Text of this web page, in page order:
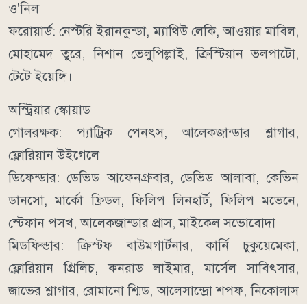
ও'নিল
ফরোয়ার্ড: নেস্টরি ইরানকুন্ডা, ম্যাথিউ লেকি, আওয়ার মাবিল,
মোহামেদ তুরে, নিশান ভেলুপিল্লাই, ক্রিস্টিয়ান ভলপাটো,
টেটে ইয়েঙ্গি।
অস্ট্রিয়ার স্কোয়াড
গোলরক্ষক: প্যাট্রিক পেনৎস, আলেকজান্ডার শ্লাগার,
ফ্লোরিয়ান উইগেলে
ডিফেন্ডার: ডেভিড আফেনগ্রুবার, ডেভিড আলাবা, কেভিন
ডানসো, মার্কো ফ্রিডল, ফিলিপ লিনহার্ট, ফিলিপ মভেনে,
স্টেফান পসখ, আলেকজান্ডার প্রাস, মাইকেল সভোবোদা
মিডফিল্ডার: ক্রিস্টফ বাউমগার্টনার, কার্নি চুকুয়েমেকা,
ফ্লোরিয়ান গ্রিলিচ, কনরাড লাইমার, মার্সেল সাবিৎসার,
জাভের শ্লাগার, রোমানো শ্মিড, আলেসান্দ্রো শপফ, নিকোলাস